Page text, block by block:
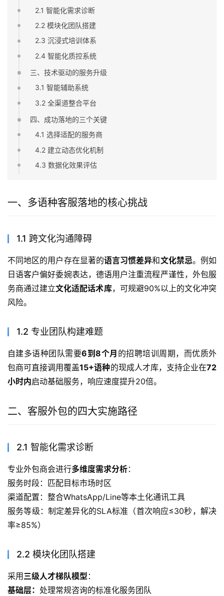
2.1 智能化需求诊断
2.2 模块化团队搭建
2.3 沉浸式培训体系
2.4 智能化质控系统
三、技术驱动的服务升级
3.1 智能辅助系统
3.2 全渠道整合平台
四、成功落地的三个关键
4.1 选择适配的服务商
4.2 建立动态优化机制
4.3 数据化效果评估
一、多语种客服落地的核心挑战
1.1 跨文化沟通障碍
不同地区的用户存在显著的语言习惯差异和文化禁忌。例如
日语客户偏好委婉表达，德语用户注重流程严谨性，外包服
务商通过建立文化适配话术库，可规避90%以上的文化冲突
风险。
1.2 专业团队构建难题
自建多语种团队需要6到8个月 的招聘培训周期，而优质外
包商可直接调用覆盖15+语种的现成人才库，支持企业在72
小时内启动基础服务，响应速度提升20倍。
二、客服外包的四大实施路径
2.1 智能化需求诊断
专业外包商会进行多维度需求分析：
服务时段：匹配目标市场时区
渠道配置：整合WhatsApp/Line等本土化通讯工具
服务等级：制定差异化的SLA标准（首次响应≤30秒，解决
率≥85%）
2.2 模块化团队搭建
采用 三级人才梯队模型：
基础层： 处理常规咨询的标准化服务团队